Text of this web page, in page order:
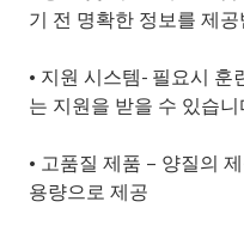
기 전 명확한 정보를 제
• 지원 시스템- 필요시
는 지원을 받을 수 있습니
• 고품질 제품 – 양질의
용량으로 제공